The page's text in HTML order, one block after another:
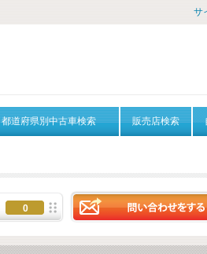
サ
都道府県別中古車検索 販売店検索
0